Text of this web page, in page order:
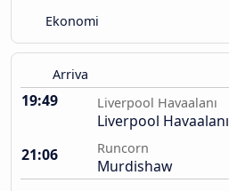
Ekonomi
Arriva
19:49 Liverpool Havaalanı
Liverpool Havaalanı
21:06
Runcorn
Murdishaw